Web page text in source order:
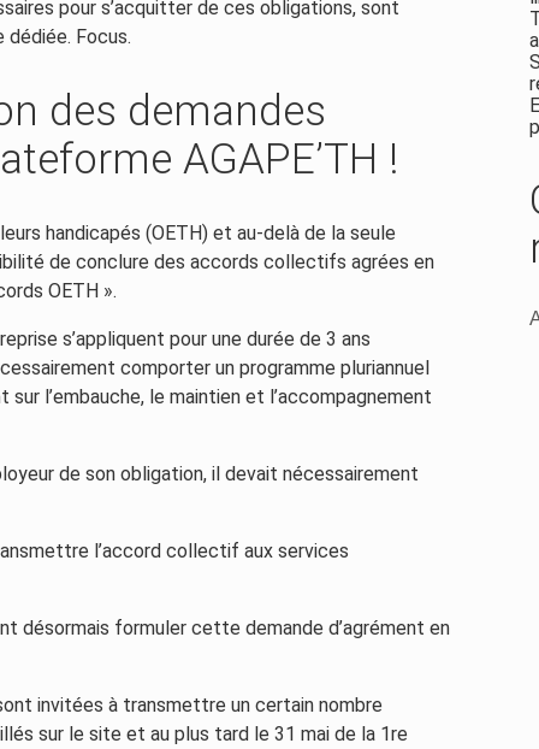
pour s’acquitter de ces obligations, sont
Focus.
des demandes
AGAPE’TH !
handicapés (OETH) et au-delà de la seule
de conclure des accords collectifs agrées en
OETH ».
s’appliquent pour une durée de 3 ans
comporter un programme pluriannuel
l’embauche, le maintien et l’accompagnement
de son obligation, il devait nécessairement
l’accord collectif aux services
désormais formuler cette demande d’agrément en
invitées à transmettre un certain nombre
sur le site et au plus tard le 31 mai de la 1re